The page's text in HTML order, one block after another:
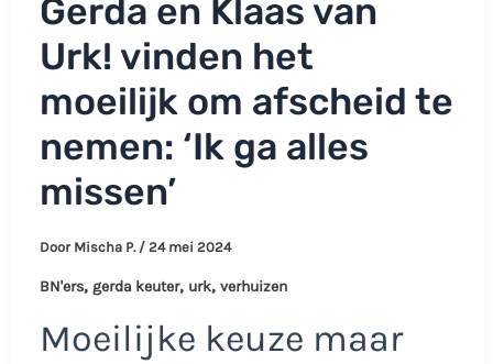
Gerda en Klaas van
Urk! vinden het
moeilijk om afscheid te
nemen: ‘Ik ga alles
missen’
Door Mischa P. / 24 mei 2024
BN'ers, gerda keuter, urk, verhuizen
Moeilijke keuze maar